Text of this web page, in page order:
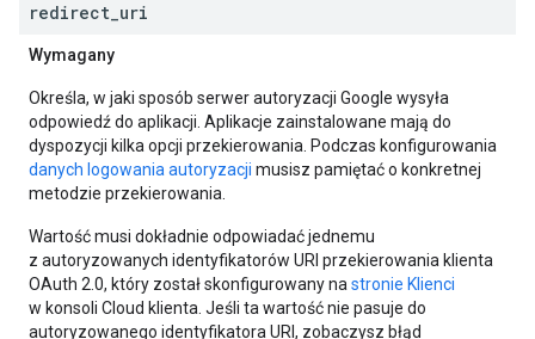
redirect uri
Wymagany
Określa, w jaki sposób serwer autoryzacji Google wysyła
odpowiedź do aplikacji. Aplikacje zainstalowane mają do
dyspozycji kilka opcji przekierowania. Podczas konfigurowania
danych logowania autoryzacji musisz pamiętać o konkretnej
metodzie przekierowania.
Wartość musi dokładnie odpowiadać jednemu
z autoryzowanych identyfikatorów URI przekierowania klienta
OAuth 2.0, który został skonfigurowany na stronie Klienci
w konsoli Cloud klienta. Jeśli ta wartość nie pasuje do
autoryzowanego identyfikatora URI, zobaczysz błąd